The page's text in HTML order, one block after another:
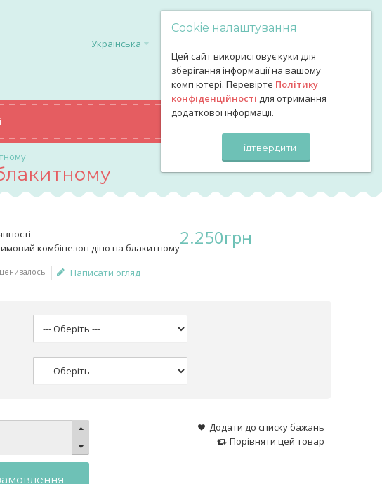
Cookie налаштування
Цей сайт використовує куки для
зберігання інформації на вашому
комп'ютері. Перевірте Політику
конфіденційності для отримання
додаткової інформації.
Підтвердити
Українська
КОШИК
комбінезон діно на блакитному2.250грн
Написати огляд
Додати до списку бажань
Порівняти цей товар